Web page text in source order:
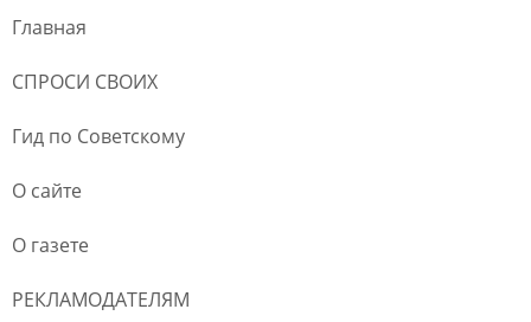
Главная
СПРОСИ СВОИХ
Гид по Советскому
О сайте
О газете
РЕКЛАМОДАТЕЛЯМ